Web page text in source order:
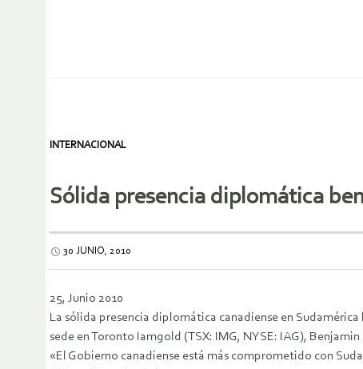
INTERNACIONAL
Sólida presencia diplomática
30 JUNIO, 2010
25, Junio 2010
La sólida presencia diplomática canadiense en
sede en Toronto Iamgold (TSX: IMG, NYSE: IAG),
«El Gobierno canadiense está más comprometido con